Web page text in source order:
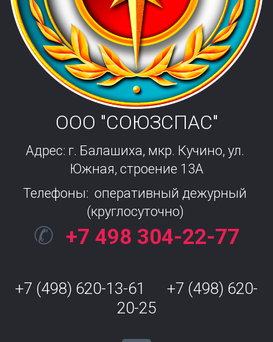
ООО "СОЮЗСПАС"
Адрес: г. Балашиха, мкр. Кучино, ул.
Южная, строение 13А
Телефоны:  оперативный дежурный
(круглосуточно)
✆ +7 498 304-22-77
+7 (498) 620-13-61      +7 (498) 620-
20-25